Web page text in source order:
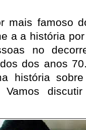
mais famoso
a a história
no
dos anos
história
Vamos